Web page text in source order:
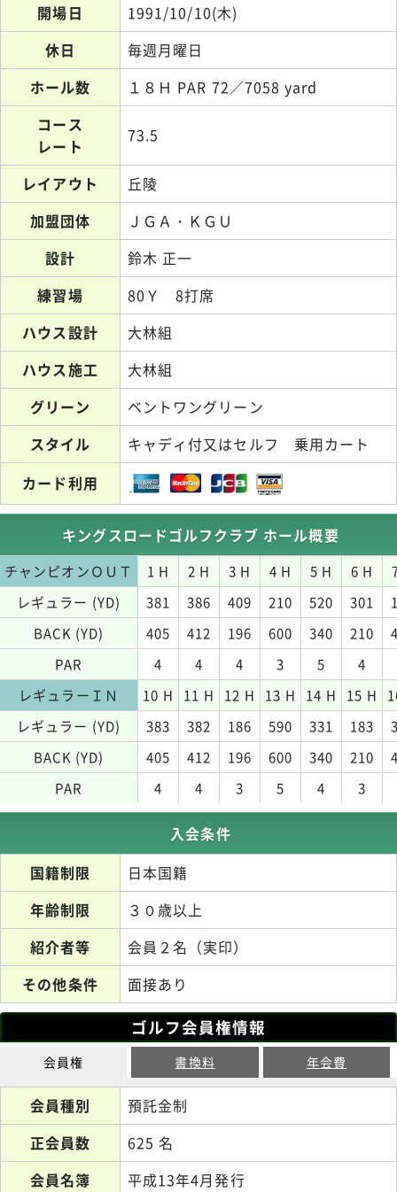
開場日
1991/10/10(木)
休日
毎週月曜日
ホール数
１８Ｈ PAR 72／7058 yard
コース
レート
73.5
レイアウト
丘陵
加盟団体
ＪＧＡ・ＫＧＵ
設計
鈴木 正一
練習場
80Ｙ 8打席
ハウス設計
大林組
ハウス施工
大林組
グリーン
ベントワングリーン
スタイル
キャディ付又はセルフ 乗用カート
カード利用
キングスロードゴルフクラブ ホール概要
チャンピオンＯＵＴ 1 H 2 H 3 H 4 H 5 H 6 H
レギュラー (YD)
381 386 409 210 520 301
BACK (YD)
405 412 196 600 340 210
PAR
4 4 4 3 5
4
レギュラーＩＮ
10 H 11 H 12 H 13 H 14 H 15 H
レギュラー (YD)
383 382 186 590 331 183
BACK (YD)
405 412 196 600 340 210
PAR
4 4 3 5 4 3
入会条件
国籍制限
日本国籍
年齢制限
３０歳以上
紹介者等
会員２名（実印）
その他条件
面接あり
ゴルフ会員権情報
会員権 書換料 年会費
会員種別
預託金制
正会員数
625 名
会員名簿
平成13年4月発行